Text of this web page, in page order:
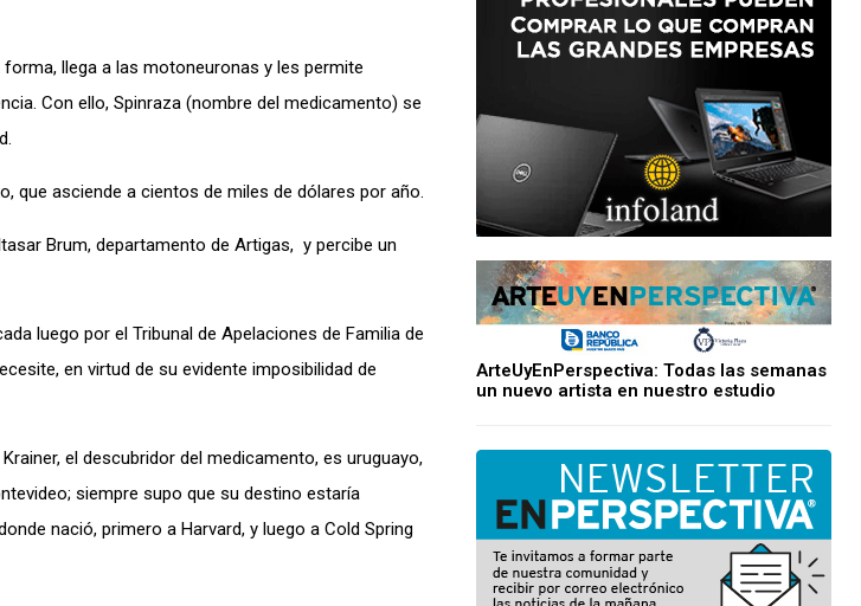
llega a las motoneuronas y les permite
Con ello, Spinraza (nombre del medicamento) se
que asciende a cientos de miles de dólares por año.
Brum, departamento de Artigas, y percibe un
luego por el Tribunal de Apelaciones de Familia de
en virtud de su evidente imposibilidad de
el descubridor del medicamento, es uruguayo,
siempre supo que su destino estaría
nació, primero a Harvard, y luego a Cold Spring
ArteUyEnPerspectiva: Todas las semanas
un nuevo artista en nuestro estudio